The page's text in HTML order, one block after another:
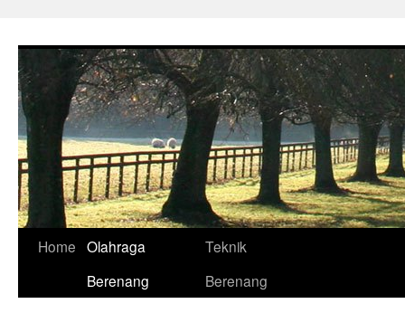
Home Olahraga
Berenang
Teknik
Berenang